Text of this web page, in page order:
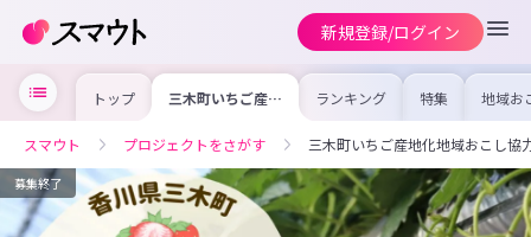
新規登録/ログイン
トップ 三木町いちご産地
化地域おこし協力
ランキング 特集 地域お
の求
を集め
事内容
を比較
合った
けよう
スマウト プロジェクトをさがす 三木町いちご産地化地域おこし協
募集終了